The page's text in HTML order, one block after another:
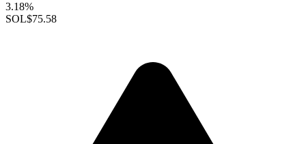
3.18%
SOL$75.58